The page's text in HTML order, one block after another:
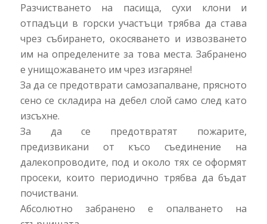
Разчистването на пасища, сухи клони и
отпадъци в горски участъци трябва да става
чрез събирането, окосяването и извозването
им на определените за това места. Забранено
е унищожаването им чрез изгаряне!
За да се предотврати самозапалване, прясното
сено се складира на дебел слой само след като
изсъхне.
За да се предотвратят пожарите,
предизвикани от късо съединение на
далекопроводите, под и около тях се оформят
просеки, които периодично трябва да бъдат
почиствани.
Абсолютно забранено е опалването на